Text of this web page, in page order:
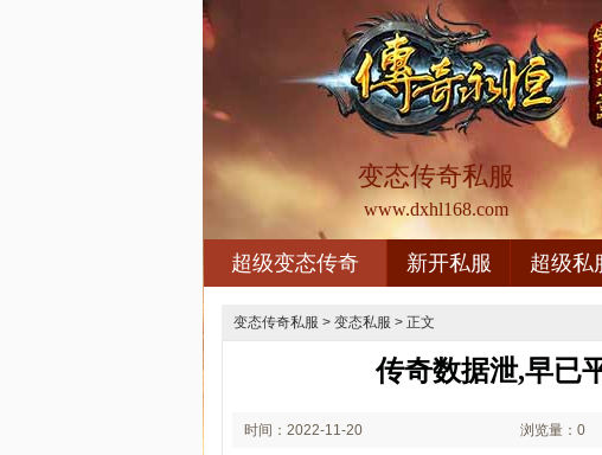
变态传奇私服
www.dxhl168.com
超级变态传奇 新开私服 超级私
变态传奇私服 > 变态私服 > 正文
传奇数据泄,早已
时间：2022-11-20 浏览量：0